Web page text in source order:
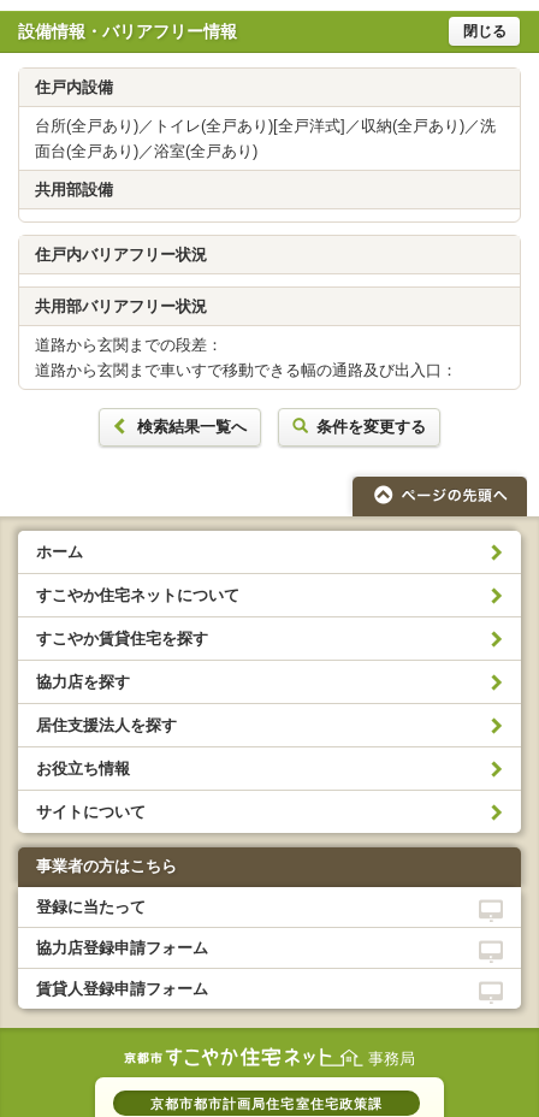
設備情報・バリアフリー情報 閉じる
住戸内設備
台所(全戸あり)／トイレ(全戸あり)[全戸洋式]／収納(全戸あり)／洗
面台(全戸あり)／浴室(全戸あり)
共用部設備
住戸内バリアフリー状況
共用部バリアフリー状況
道路から玄関までの段差：
道路から玄関まで車いすで移動できる幅の通路及び出入口：
検索結果一覧へ 条件を変更する
ホーム
すこやか住宅ネットについて
すこやか賃貸住宅を探す
協力店を探す
居住支援法人を探す
お役立ち情報
サイトについて
事業者の方はこちら
登録に当たって
協力店登録申請フォーム
賃貸人登録申請フォーム
事務局
京都市都市計画局住宅室住宅政策課